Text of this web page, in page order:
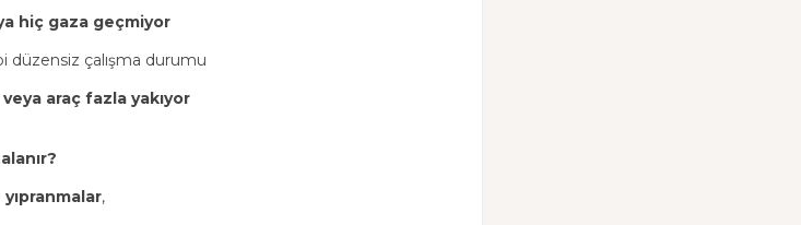
hiç gaza geçmiyor
düzensiz çalışma durumu
araç fazla yakıyor
,